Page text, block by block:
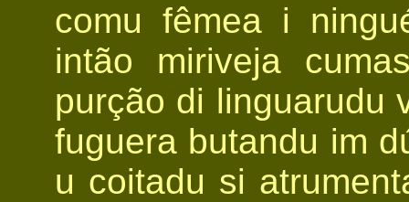
comu fêmea i
intão miriveja
purção di linguarudu
fuguera butandu im
u coitadu si